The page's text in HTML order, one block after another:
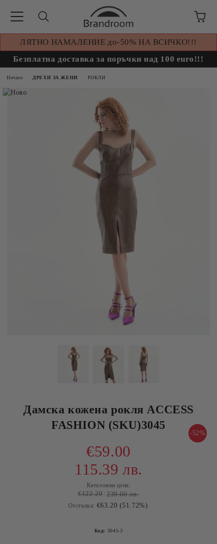
ЛЯТНО НАМАЛЕНИЕ до-50% НА ВСИЧКО!!!
Безплатна доставка за поръчки над 100 euro!!!
Начало ДРЕХИ ЗА ЖЕНИ РОКЛИ
Дамска кожена рокля ACCESS
FASHION (SKU)3045
-52%
€59.00
115.39 лв.
Каталожна цена:
€122.20 239.00 лв.
Отстъпка: €63.20 (51.72%)
Код: 3045-3